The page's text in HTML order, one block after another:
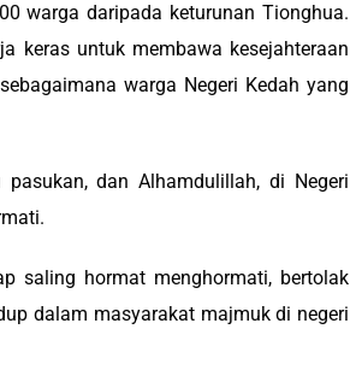
warga daripada keturunan Tionghua.
keras untuk membawa kesejahteraan
warga Negeri Kedah yang
dan Alhamdulillah, di Negeri
saling hormat menghormati, bertolak
dalam masyarakat majmuk di negeri